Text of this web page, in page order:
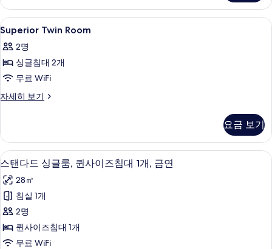
기
세
히
보
Superior
Twin
Room
사
진
모
기
고급 침구, 객실 내 금고, 책상, 암막 커튼
7
Superior Twin Room
2명
싱글침대 2개
무료 WiFi
자세히 보기
Superior
세
히
보
요금 보기
스
탠
다
드
싱
글
고급 침구, 객실 내 금고, 책상, 암막 커튼
6
스탠다드 싱글룸, 퀸사이즈침대 1개, 금연
28㎡
침실 1개
2명
퀸사이즈침대 1개
무료 WiFi